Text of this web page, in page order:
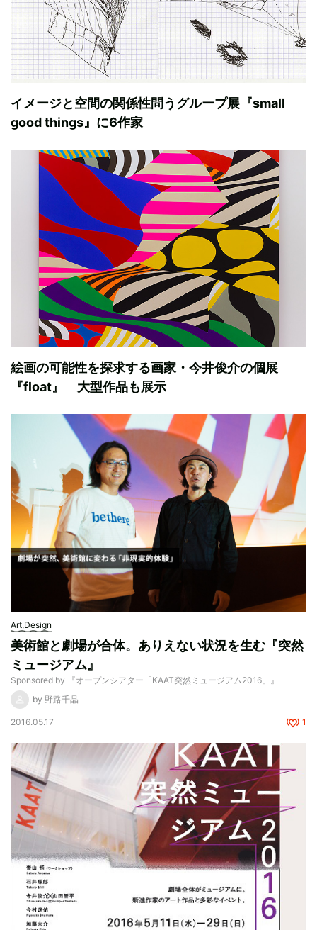
イメージと空間の関係性問うグループ展『small
good things』に6作家
絵画の可能性を探求する画家・今井俊介の個展
『float』 大型作品も展示
Art,Design
美術館と劇場が合体。ありえない状況を生む『突然
ミュージアム』
Sponsored by 『オープンシアター「KAAT突然ミュージアム2016」』
by 野路千晶
2016.05.17 1